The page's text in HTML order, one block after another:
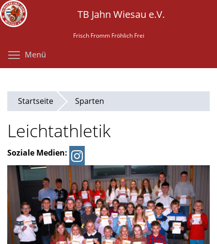
Direkt
zum
Inhalt
TB Jahn Wiesau e.V.
Frisch Fromm Fröhlich Frei
Menü
Startseite Sparten
Leichtathletik
Soziale Medien: